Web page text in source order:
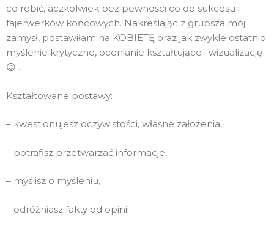
co robić, aczkolwiek bez pewności co do sukcesu i
fajerwerków końcowych. Nakreślając z grubsza mój
zamysł, postawiłam na KOBIETĘ oraz jak zwykle ostatnio
myślenie krytyczne, ocenianie kształtujące i wizualizację
😊 .
Kształtowane postawy:
– kwestionujesz oczywistości, własne założenia,
– potrafisz przetwarzać informacje,
– myślisz o myśleniu,
– odróżniasz fakty od opinii.